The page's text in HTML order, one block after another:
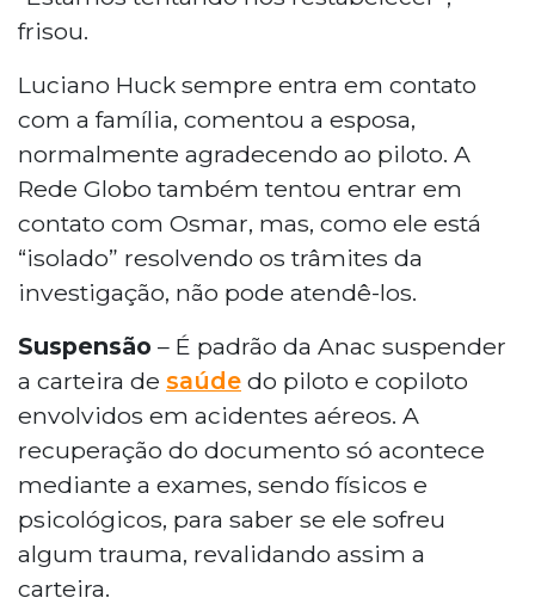
frisou.
Luciano Huck sempre entra em contato
com a família, comentou a esposa,
normalmente agradecendo ao piloto. A
Rede Globo também tentou entrar em
contato com Osmar, mas, como ele está
“isolado” resolvendo os trâmites da
investigação, não pode atendê-los.
Suspensão – É padrão da Anac suspender
a carteira de saúde do piloto e copiloto
envolvidos em acidentes aéreos. A
recuperação do documento só acontece
mediante a exames, sendo físicos e
psicológicos, para saber se ele sofreu
algum trauma, revalidando assim a
carteira.